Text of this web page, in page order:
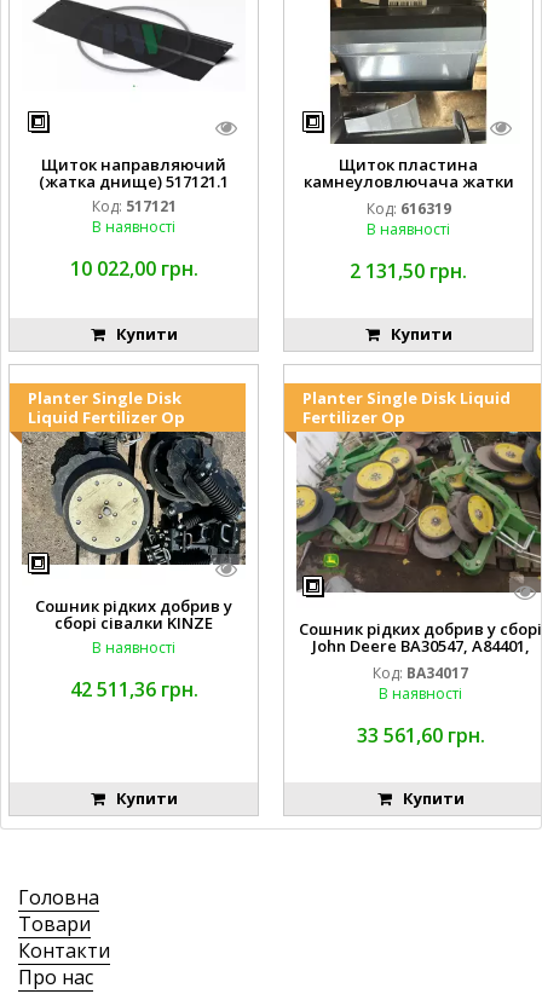
Щиток направляючий
(жатка днище) 517121.1
Код: 517121
В наявності
10 022,00 грн.
Купити
Щиток пластина
камнеуловлючача жатки
FLEX CAT CLAAS
Код: 616319
В наявності
2 131,50 грн.
Купити
Planter Single Disk
Liquid Fertilizer Op
Сошник рідких добрив у
сборі сівалки KINZE
В наявності
42 511,36 грн.
Купити
Planter Single Disk Liquid
Fertilizer Op
Сошник рідких добрив у сборі
John Deere BA30547, A84401,
AA65563, AA65562, A82739,
A82743, AA56092, A72503,
A72504,
68, H137235, A72358, AA65564, A
A65566, A49917, A49918,
Код: BA34017
В наявності
33 561,60 грн.
Купити
Головна
Товари
Контакти
Про нас